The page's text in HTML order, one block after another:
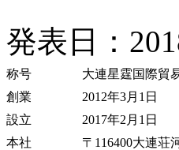
発表日：
称号
大連星霆国際貿
創業
2012年3月1日
設立
2017年2月1日
本社
〒116400大連荘